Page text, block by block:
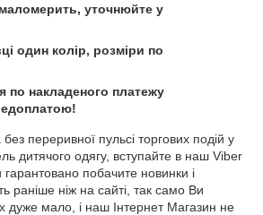
уточнюйте у
один колір, розміри по
по накладеного платежу
переривної пульсі торгових подій у
дитячого одягу, вступайте в наш Viber
гарантовано побачите новинки і
раніше ніж на сайті, так само Ви
дуже мало, і наш Інтернет Магазин не